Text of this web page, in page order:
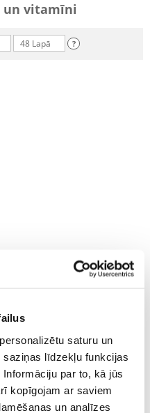
saturu un
līdzekļu funkcijas
par to, kā jūs
kopīgojam ar saviem
un analīzes
un vitamīni
48 Lapā ?